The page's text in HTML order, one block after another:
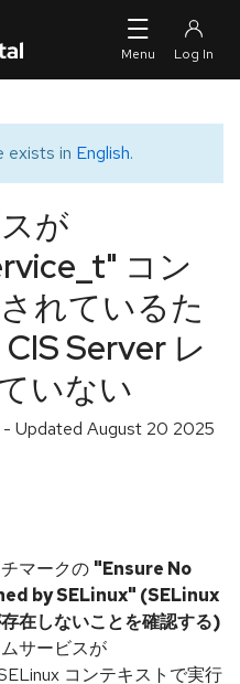
exists in English.
が
コン
れているた
Server レ
いない
- Updated August 20 2025
マークの "Ensure No
by SELinux" (SELinux
在しないことを確認する)
サービスが
コンテキストで実行